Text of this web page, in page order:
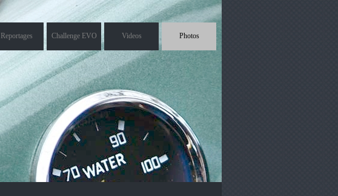
Reportages Challenge EVO Videos Photos
Samedi 08